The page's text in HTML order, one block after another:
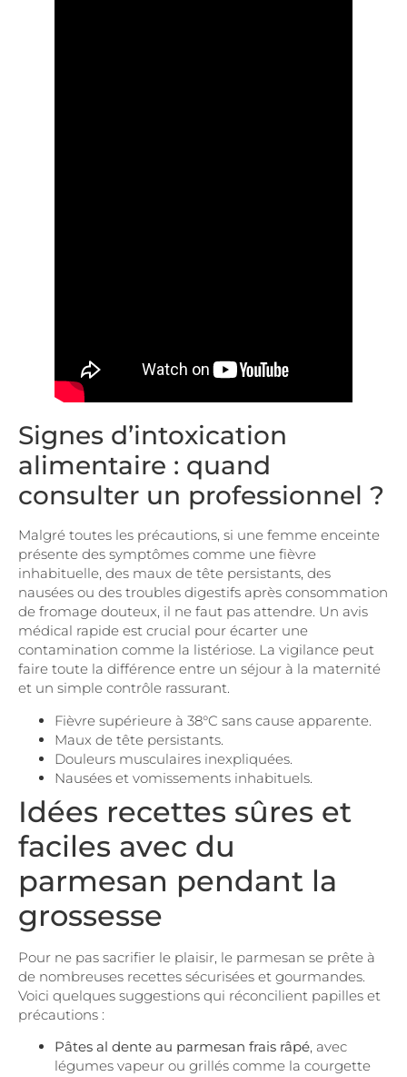
Signes d’intoxication
alimentaire : quand
consulter un professionnel ?
Malgré toutes les précautions, si une femme enceinte
présente des symptômes comme une fièvre
inhabituelle, des maux de tête persistants, des
nausées ou des troubles digestifs après consommation
de fromage douteux, il ne faut pas attendre. Un avis
médical rapide est crucial pour écarter une
contamination comme la listériose. La vigilance peut
faire toute la différence entre un séjour à la maternité
et un simple contrôle rassurant.
Fièvre supérieure à 38°C sans cause apparente.
Maux de tête persistants.
Douleurs musculaires inexpliquées.
Nausées et vomissements inhabituels.
Idées recettes sûres et
faciles avec du
parmesan pendant la
grossesse
Pour ne pas sacrifier le plaisir, le parmesan se prête à
de nombreuses recettes sécurisées et gourmandes.
Voici quelques suggestions qui réconcilient papilles et
précautions :
Pâtes al dente au parmesan frais râpé, avec
légumes vapeur ou grillés comme la courgette